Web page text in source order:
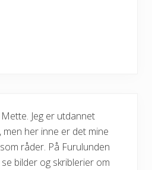
Jeg er utdannet
men her inne er det mine
råder. På Furulunden
bilder og skriblerier om